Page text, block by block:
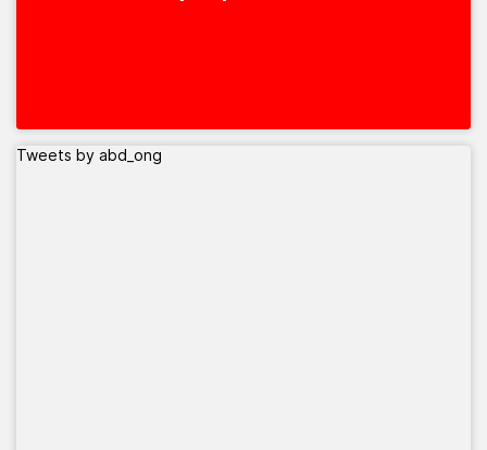
Tweets by abd_ong